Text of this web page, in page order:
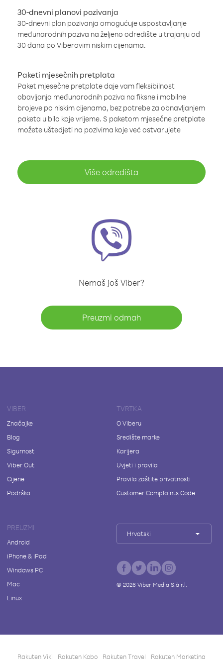
30-dnevni planovi pozivanja
30-dnevni plan pozivanja omogućuje uspostavljanje
međunarodnih poziva na željeno odredište u trajanju od
30 dana po Viberovim niskim cijenama.
Paketi mjesečnih pretplata
Paket mjesečne pretplate daje vam fleksibilnost
obavljanja međunarodnih poziva na fiksne i mobilne
brojeve po niskim cijenama, bez potrebe za obnavljanjem
paketa u bilo koje vrijeme. S paketom mjesečne pretplate
možete uštedjeti na pozivima koje već ostvarujete
Više odredišta
Nemaš još Viber?
Preuzmi odmah
VIBER
Značajke
Blog
Sigurnost
Viber Out
Cijene
Podrška
TVRTKA
O Viberu
Središte marke
Karijera
Uvjeti i pravila
Pravila zaštite privatnosti
Customer Complaints Code
PREUZMI
Android
iPhone & iPad
Windows PC
Mac
Linux
Hrvatski
© 2026Viber Media S.à r.l.
Rakuten Viki Rakuten Kobo Rakuten Travel Rakuten Marketing